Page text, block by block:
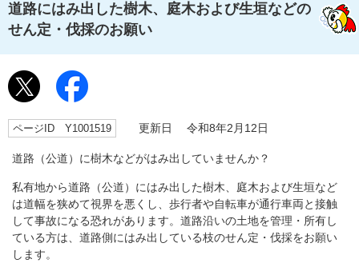
道路にはみ出した樹木、庭木および生垣などの
せん定・伐採のお願い
ページID Y1001519 更新日 令和8年2月12日
道路（公道）に樹木などがはみ出していませんか？
私有地から道路（公道）にはみ出した樹木、庭木および生垣など
は道幅を狭めて視界を悪くし、歩行者や自転車が通行車両と接触
して事故になる恐れがあります。道路沿いの土地を管理・所有し
ている方は、道路側にはみ出している枝のせん定・伐採をお願い
します。